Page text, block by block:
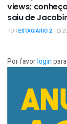
views;
saiu de
PORESTAGIÁRIO 2
Por favorlogin